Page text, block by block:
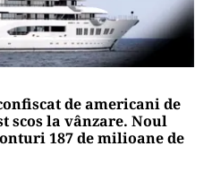
de americani de
scos la vânzare. Noul
187 de milioane de